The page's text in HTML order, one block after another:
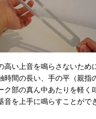
高い上音を鳴らさないため
時間の長い、手の平（親指
ク部の真ん中あたりを軽く
音を上手に鳴らすことがで